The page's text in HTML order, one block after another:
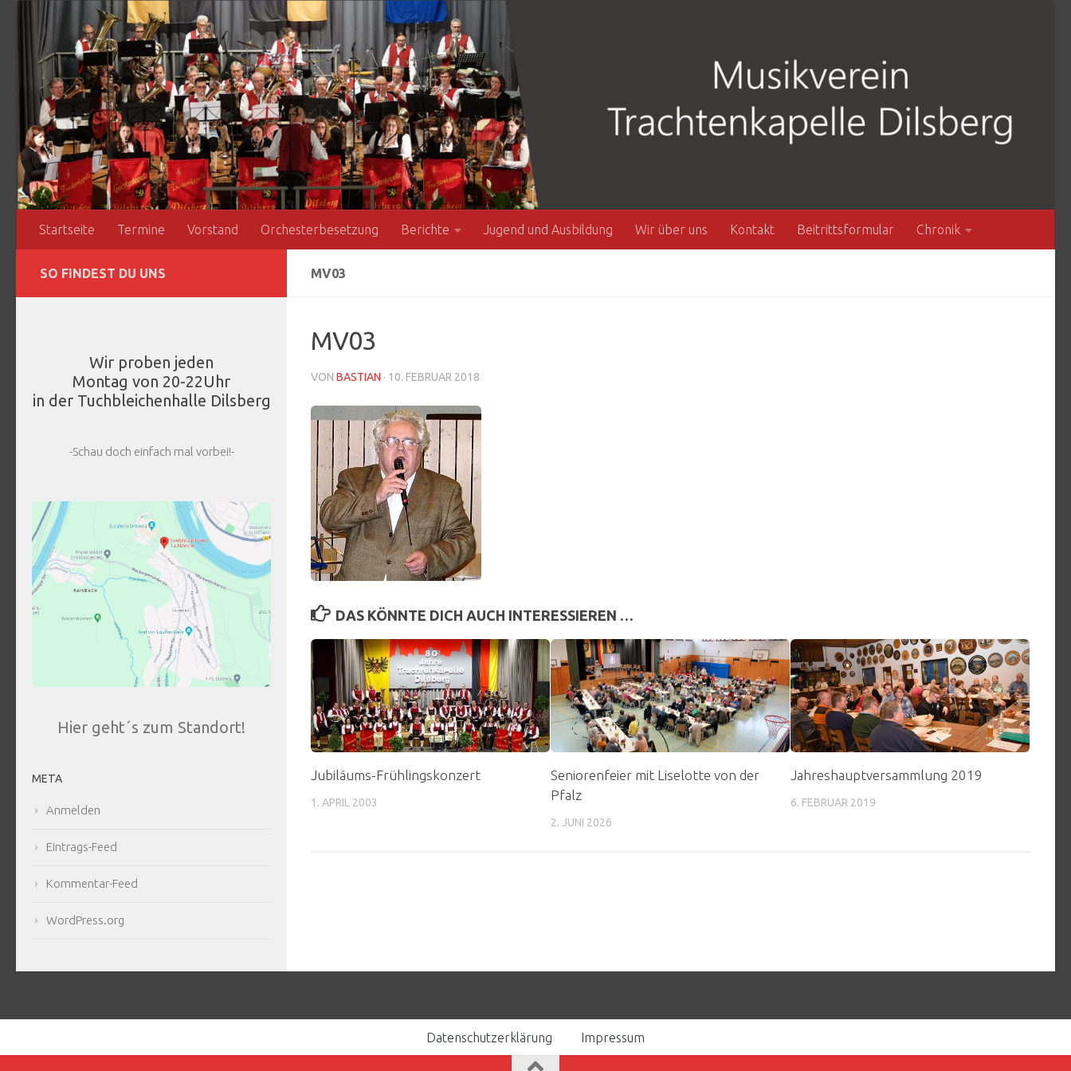
Zum Inhalt springen
Startseite Termine Vorstand Orchesterbesetzung Berichte Jugend und Ausbildung Wir über uns Kontakt Beitrittsformular Chronik
MV03
MV03
VON BASTIAN · 10. FEBRUAR 2018
DAS KÖNNTE DICH AUCH INTERESSIEREN …
Jubiläums-Frühlingskonzert
1. APRIL 2003
Seniorenfeier mit Liselotte von der
Pfalz
2. JUNI 2026
Jahreshauptversammlung 2019
6. FEBRUAR 2019
SO FINDEST DU UNS
Wir proben jeden
Montag von 20-22Uhr
in der Tuchbleichenhalle Dilsberg
-Schau doch einfach mal vorbei!-
Hier geht´s zum Standort!
META
Anmelden
Eintrags-Feed
Kommentar-Feed
WordPress.org
Datenschutzerklärung Impressum